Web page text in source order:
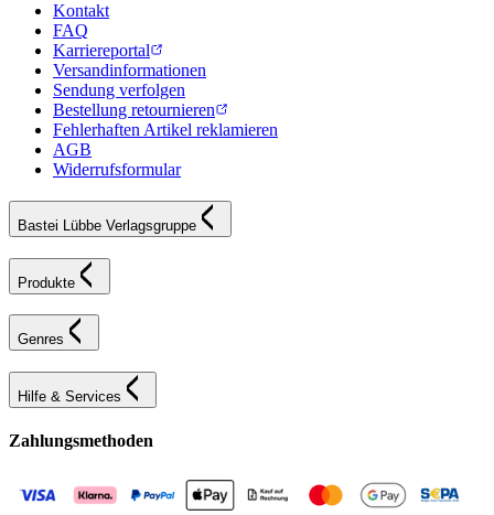
Kontakt
FAQ
Karriereportal
Versandinformationen
Sendung verfolgen
Bestellung retournieren
Fehlerhaften Artikel reklamieren
AGB
Widerrufsformular
Bastei Lübbe Verlagsgruppe
Produkte
Genres
Hilfe & Services
Zahlungsmethoden